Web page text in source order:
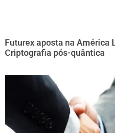
Futurex aposta na América
Criptografia pós-quântica